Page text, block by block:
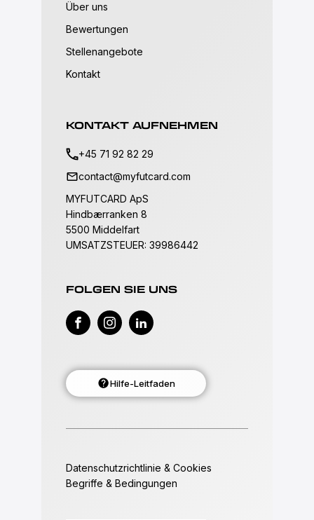
Über uns
Bewertungen
Stellenangebote
Kontakt
KONTAKT AUFNEHMEN
+45 71 92 82 29
contact@myfutcard.com
MYFUTCARD ApS
Hindbærranken 8
5500 Middelfart
UMSATZSTEUER: 39986442
FOLGEN SIE UNS
Hilfe-Leitfaden
Datenschutzrichtlinie & Cookies
Begriffe & Bedingungen